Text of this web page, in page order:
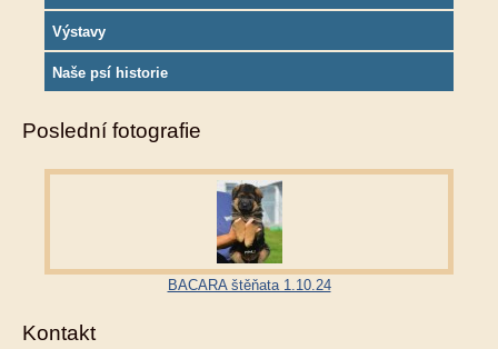
Výstavy
Naše psí historie
Poslední fotografie
BACARA štěňata 1.10.24
Kontakt